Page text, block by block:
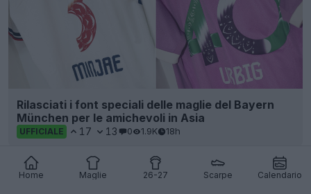
Home Maglie 26-27 Scarpe Calendario
Rilasciati i font speciali delle maglie del Bayern
München per le amichevoli in Asia
UFFICIALE 17 13 0 1.9K 18h